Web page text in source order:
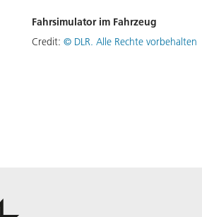
Fahrsimulator im Fahrzeug
Credit: © DLR. Alle Rechte vorbehalten